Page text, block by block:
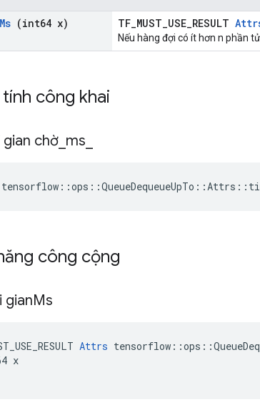
Ms (int64 x) TF_MUST_USE_RESULT
Nếu hàng đợi có ít hơn n phần
công khai
chờ ms
công cộng
gianMs
Attrs
x